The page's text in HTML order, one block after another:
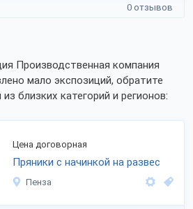
0 отзывов
Производственная компания
мало экспозиций, обратите
близких категорий и регионов:
Цена договорная
Пряники с начинкой на развес
Пенза